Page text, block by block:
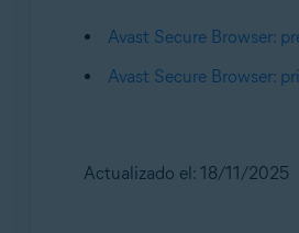
Avast Secure Browser:
Avast Secure Browser:
Actualizado el: 18/11/2025